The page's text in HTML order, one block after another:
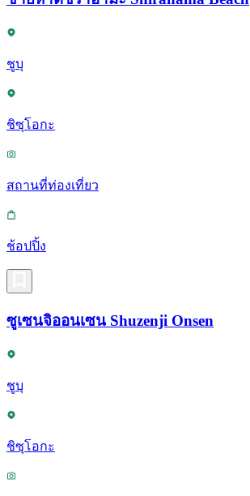
ชูบุ
ชิซุโอกะ
สถานที่ท่องเที่ยว
ช้อปปิ้ง
ซูเซนจิออนเซน Shuzenji Onsen
ชูบุ
ชิซุโอกะ